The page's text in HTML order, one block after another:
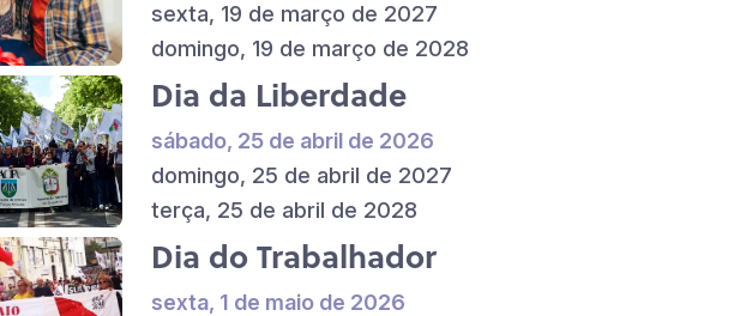
sexta, 19 de março de 2027
domingo, 19 de março de 2028
Dia da Liberdade
sábado, 25 de abril de 2026
domingo, 25 de abril de 2027
terça, 25 de abril de 2028
Dia do Trabalhador
sexta, 1 de maio de 2026